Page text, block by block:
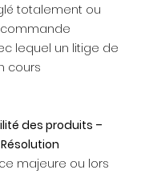
totalement ou
lequel un litige de
cours
des produits –
majeure ou lors